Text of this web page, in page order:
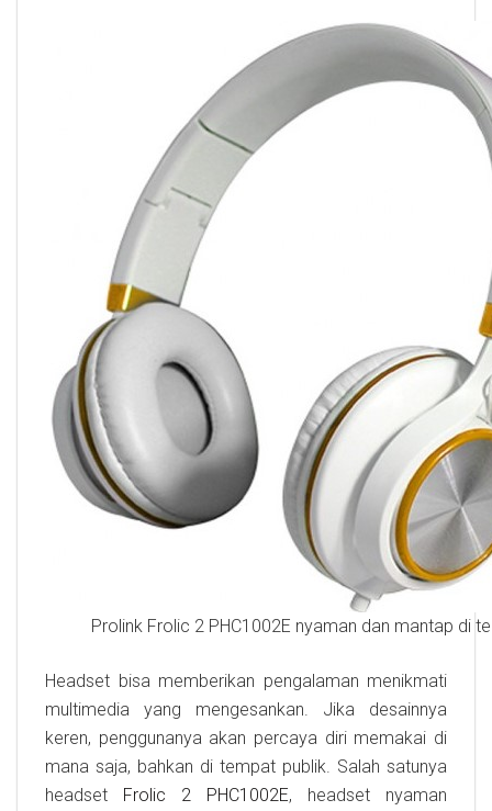
Prolink Frolic 2 PHC1002E nyaman dan mantap di
Headset bisa memberikan pengalaman menikmati
multimedia yang mengesankan. Jika desainnya
keren, penggunanya akan percaya diri memakai di
mana saja, bahkan di tempat publik. Salah satunya
headset Frolic 2 PHC1002E, headset nyaman